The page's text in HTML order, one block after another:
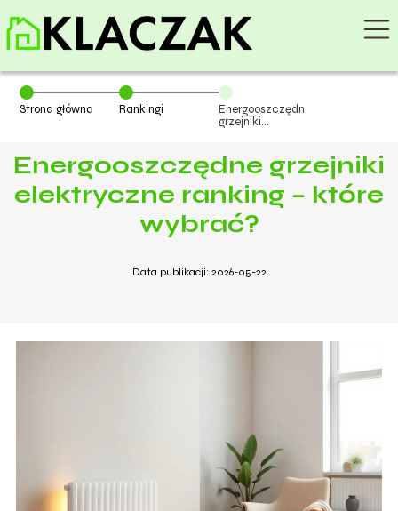
Strona główna Rankingi
Energooszczędne
grzejniki
wybrać?
Energooszczędne grzejniki
elektryczne ranking – które
wybrać?
Data publikacji: 2026-05-22